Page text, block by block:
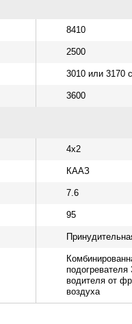
8410
2500
3010 или 3170
3600
4х2
КААЗ
7.6
95
подогревателя
водителя от
воздуха